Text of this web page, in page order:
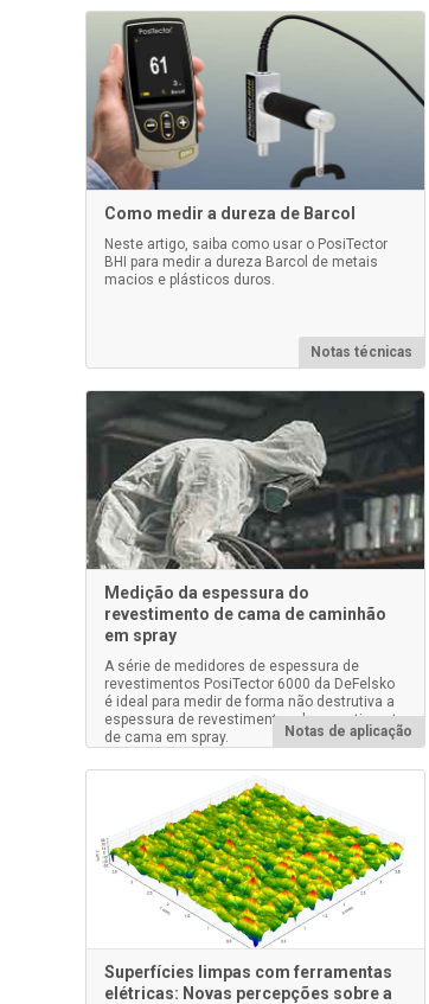
Como medir a dureza de Barcol
Neste artigo, saiba como usar o PosiTector
BHI para medir a dureza Barcol de metais
macios e plásticos duros.
Notas técnicas
Medição da espessura do
revestimento de cama de caminhão
em spray
A série de medidores de espessura de
revestimentos PosiTector 6000 da DeFelsko
é ideal para medir de forma não destrutiva a
espessura de revestimentos de revestimento
de cama em spray.
Notas de aplicação
Superfícies limpas com ferramentas
elétricas: Novas percepções sobre a